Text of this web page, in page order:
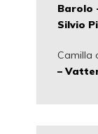
Barolo
Silvio
Camilla
–